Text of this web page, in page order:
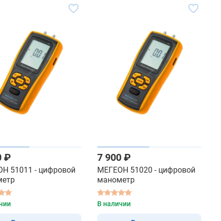
₽
51011 - цифровой
7 900 ₽
МЕГЕОН 51020 - цифровой
манометр
В наличии